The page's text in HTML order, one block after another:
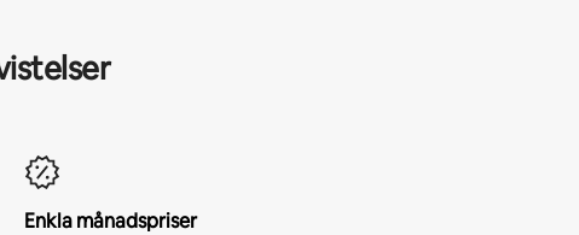
Enkla månadspriser